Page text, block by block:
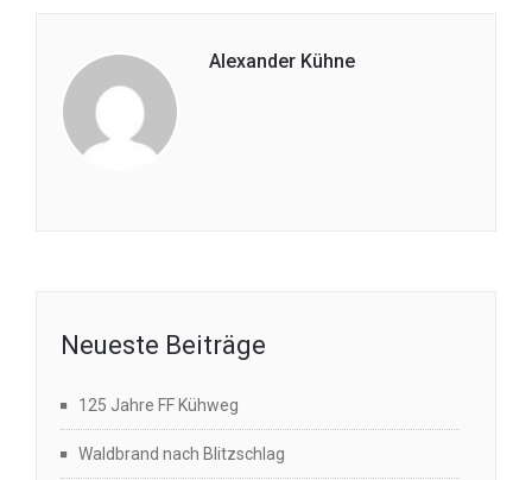
Alexander Kühne
Neueste Beiträge
125 Jahre FF Kühweg
Waldbrand nach Blitzschlag